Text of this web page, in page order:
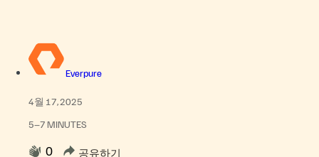
Everpure
4월 17, 2025
5–7 MINUTES
0 공유하기